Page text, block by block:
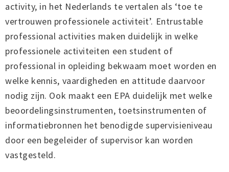
activity, in het Nederlands te vertalen als ‘toe te
vertrouwen professionele activiteit’. Entrustable
professional activities maken duidelijk in welke
professionele activiteiten een student of
professional in opleiding bekwaam moet worden en
welke kennis, vaardigheden en attitude daarvoor
nodig zijn. Ook maakt een EPA duidelijk met welke
beoordelingsinstrumenten, toetsinstrumenten of
informatiebronnen het benodigde supervisieniveau
door een begeleider of supervisor kan worden
vastgesteld.